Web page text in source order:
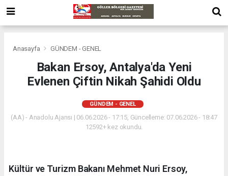
Anasayfa GÜNDEM - GENEL
Bakan Ersoy, Antalya'da Yeni
Evlenen Çiftin Nikah Şahidi Oldu
GÜNDEM - GENEL
(AA) - Anadolu Ajansı | 06.06.2026 - 17:15, Güncelleme: 07.06.2026 - 18:47
12592+ kez okundu.
Kültür ve Turizm Bakanı Mehmet Nuri Ersoy,